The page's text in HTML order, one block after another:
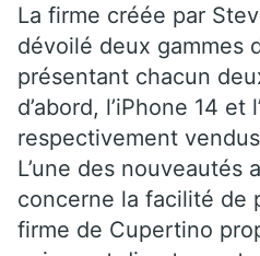
La firme créée par
dévoilé deux gammes
présentant chacun
d’abord, l’iPhone 14 et
respectivement
L’une des nouveautés
concerne la facilité de
firme de Cupertino